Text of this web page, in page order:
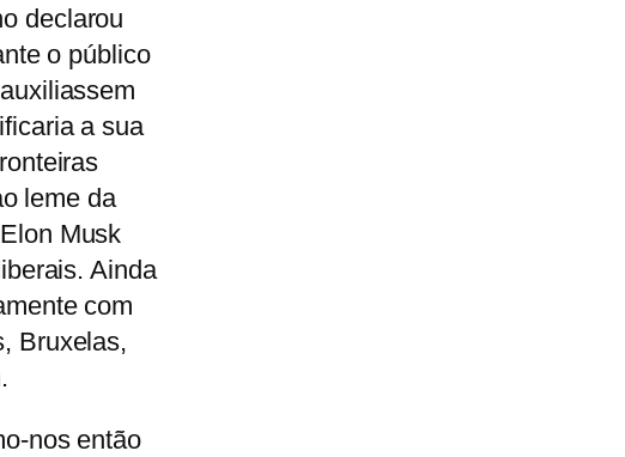
declarou
o público
a sua
leme da
Musk
Ainda
com
Bruxelas,
nos então